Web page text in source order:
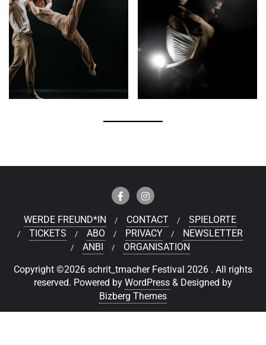
WERDE FREUND*IN CONTACT
SPIELORTE
TICKETS
ABO PRIVACY
NEWSLETTER
ANBI
ORGANISATION
Copyright ©2026 schrit_tmacher Festival 2026 . All rights
reserved. Powered by WordPress & Designed by
Bizberg Themes